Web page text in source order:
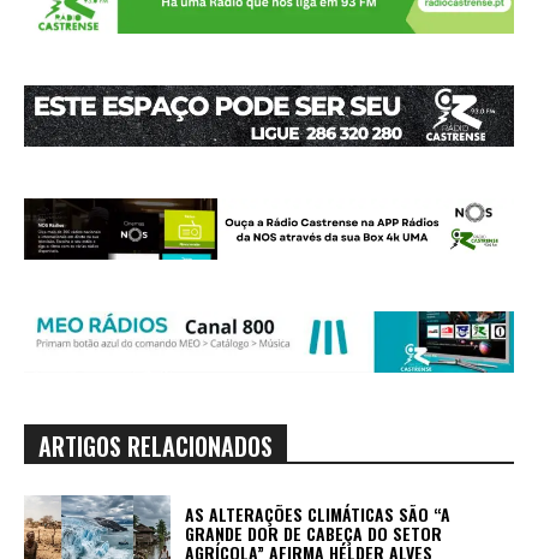
ARTIGOS RELACIONADOS
AS ALTERAÇÕES CLIMÁTICAS SÃO “A
GRANDE DOR DE CABEÇA DO SETOR
AGRÍCOLA” AFIRMA HÉLDER ALVES